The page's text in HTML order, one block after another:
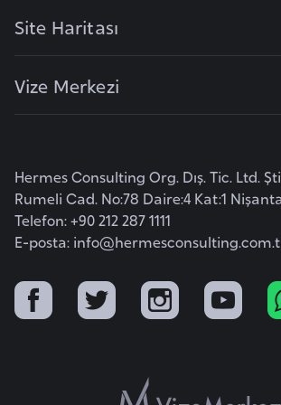
Site Haritası
Vize Merkezi
Hermes Consulting Org. Dış. Tic. Ltd.
Rumeli Cad. No:78 Daire:4 Kat:1
Telefon: +90 212 287 1111
E-posta:
e
s
E
s
o
n